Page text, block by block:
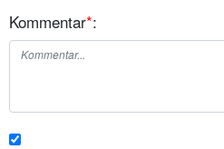
Kommentar*: